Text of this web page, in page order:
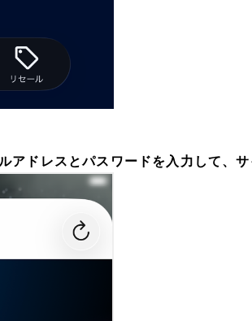
ドレスとパスワードを入力して、サ